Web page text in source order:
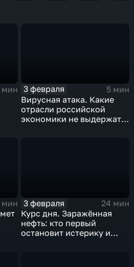
мин
3 февраля
5 мин
Вирусная атака. Какие
отрасли российской
экономики не выдержат
мин
3 февраля
24 мин
Курс дня. Заражённая
нефть: кто первый
остановит истерику и